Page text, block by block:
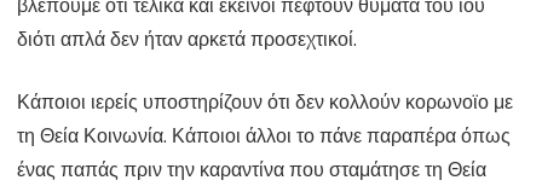
διότι απλά δεν ήταν αρκετά προσεχτικοί.
Κάποιοι ιερείς υποστηρίζουν ότι δεν κολλούν κορωνοϊο με
τη Θεία Κοινωνία. Κάποιοι άλλοι το πάνε παραπέρα όπως
ένας παπάς πριν την καραντίνα που σταμάτησε τη Θεία